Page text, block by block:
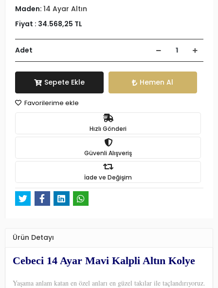
Maden: 14 Ayar Altın
Fiyat : 34.568,25 TL
Adet
Sepete Ekle Hemen Al
Favorilerime ekle
Hızlı Gönderi
Güvenli Alışveriş
İade ve Değişim
Ürün Detayı
Cebeci 14 Ayar Mavi Kalpli Altın Kolye
Yaşama anlam katan en özel anları en güzel takılar ile taçlandırıyoruz.